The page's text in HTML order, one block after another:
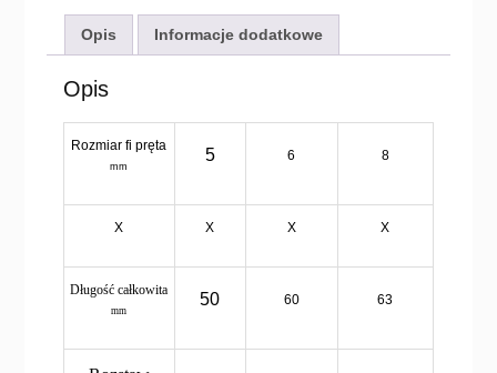
Opis Informacje dodatkowe
Opis
Rozmiar fi pręta
mm
5 6 8
X X X X
Długość całkowita
mm
50 60 63